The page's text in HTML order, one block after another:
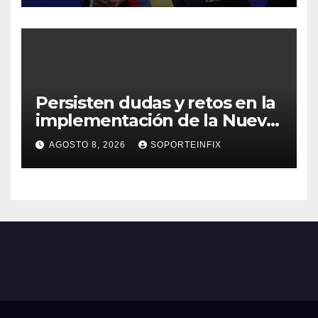
Persisten dudas y retos en la
implementación de la Nueva
Escuela Mexicana
AGOSTO 8, 2026 SOPORTEINFIX